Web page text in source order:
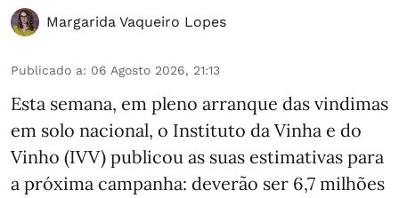
Margarida Vaqueiro Lopes
Publicado a: 06 Agosto 2026, 21:13
Esta semana, em pleno arranque das vindimas
em solo nacional, o Instituto da Vinha e do
Vinho (IVV) publicou as suas estimativas para
a próxima campanha: deverão ser 6,7 milhões